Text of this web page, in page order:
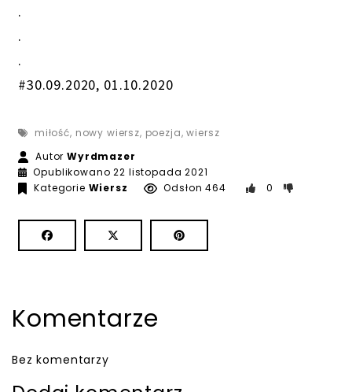
.
.
.
#30.09.2020, 01.10.2020
miłość, nowy wiersz, poezja,wiersz
AutorWyrdmazer
Opublikowano22 listopada 2021
Kategorie Wiersz Odsłon 464 0
Komentarze
Bez komentarzy